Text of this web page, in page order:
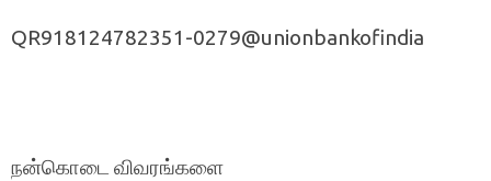
QR918124782351-0279@unionbankofindia
நன்கொடை விவரங்களை